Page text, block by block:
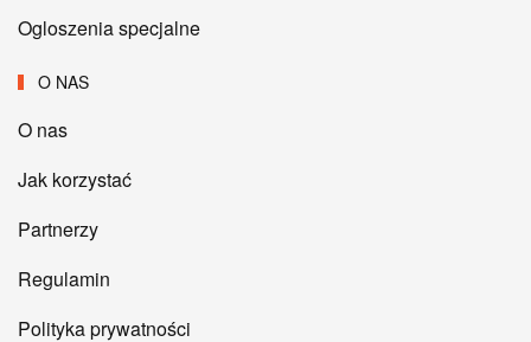
Ogloszenia specjalne
O NAS
O nas
Jak korzystać
Partnerzy
Regulamin
Polityka prywatności